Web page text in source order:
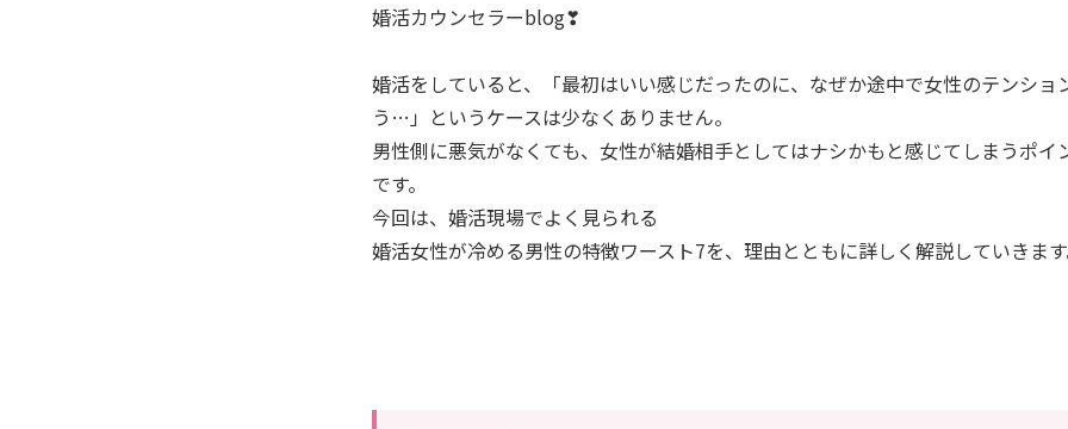
婚活カウンセラーblog❣
婚活をしていると、「最初はいい感じだったのに、なぜか途中で女性のテンショ
う…」というケースは少なくありません。
男性側に悪気がなくても、女性が結婚相手としてはナシかもと感じてしまうポイ
です。
今回は、婚活現場でよく見られる
婚活女性が冷める男性の特徴ワースト7を、理由とともに詳しく解説していきます